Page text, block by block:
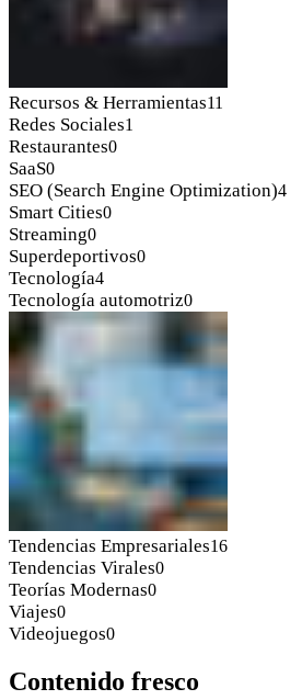
Recursos & Herramientas11
Redes Sociales1
Restaurantes0
SaaS0
SEO (Search Engine Optimization)4
Smart Cities0
Streaming0
Superdeportivos0
Tecnología4
Tecnología automotriz0
Tendencias Empresariales16
Tendencias Virales0
Teorías Modernas0
Viajes0
Videojuegos0
Contenido fresco